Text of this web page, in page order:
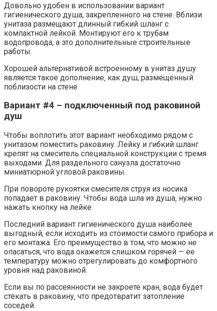
Довольно удобен в использовании вариант
гигиенического душа, закрепленного на стене. Вблизи
унитаза размещают длинный гибкий шланг с
компактной лейкой. Монтируют его к трубам
водопровода, а это дополнительные строительные
работы.
Хорошей альтернативой встроенному в унитаз душу
является такое дополнение‚ как душ, размещенный
поблизости на стене
Вариант #4 – подключенный под раковиной
душ
Чтобы воплотить этот вариант необходимо рядом с
унитазом поместить раковину. Лейку и гибкий шланг
крепят на смеситель специальной конструкции с тремя
выходами. Для раздельного санузла достаточно
миниатюрной угловой раковины.
При повороте рукоятки смесителя струя из носика
попадает в раковину. Чтобы вода шла из душа‚ нужно
нажать кнопку на лейке
Последний вариант гигиенического душа наиболее
выгодный, если исходить из стоимости самого прибора и
его монтажа. Его преимущество в том, что можно не
опасаться, что вода окажется слишком горячей — ее
температуру можно отрегулировать до комфортного
уровня над раковиной.
Если вы по рассеянности не закроете кран‚ вода будет
стекать в раковину‚ что предотвратит затопление
соседей.